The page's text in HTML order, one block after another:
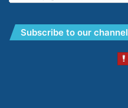
Subscribe to our channel